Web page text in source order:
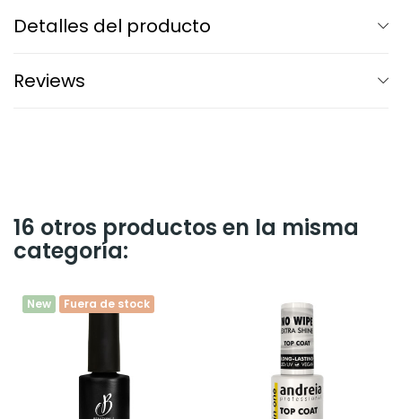
Detalles del producto
Reviews
16 otros productos en la misma
categoría:
New Fuera de stock